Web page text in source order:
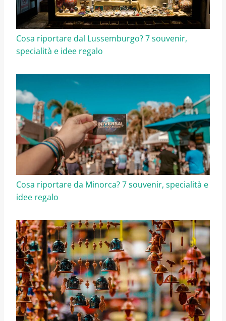
Cosa riportare dal Lussemburgo? 7 souvenir,
specialità e idee regalo
Cosa riportare da Minorca? 7 souvenir, specialità e
idee regalo